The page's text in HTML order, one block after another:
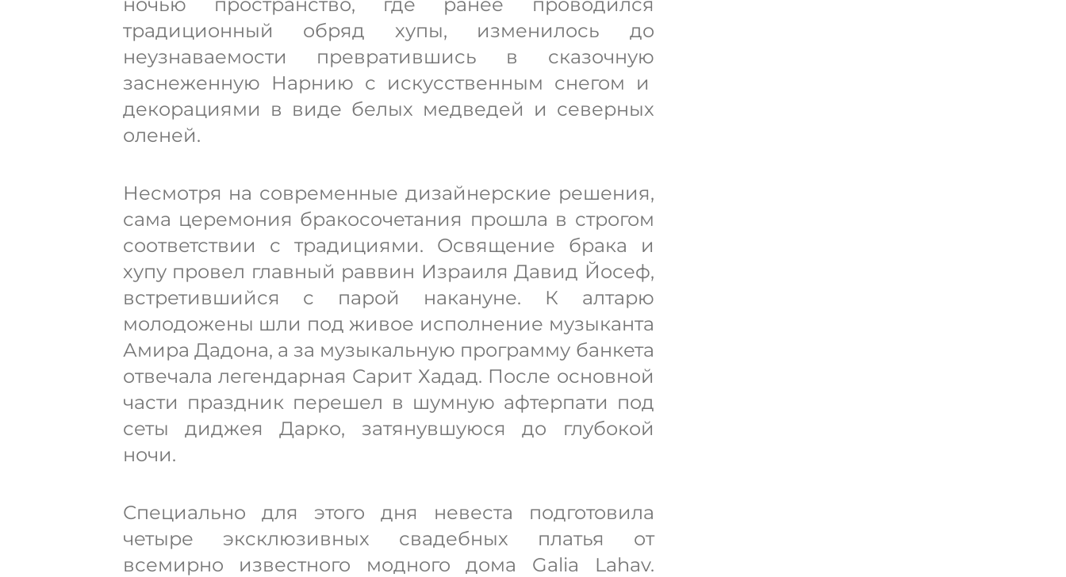
традиционный обряд хупы, изменилось до
неузнаваемости превратившись в сказочную
заснеженную Нарнию с искусственным снегом и
декорациями в виде белых медведей и северных
оленей.
Несмотря на современные дизайнерские решения,
сама церемония бракосочетания прошла в строгом
соответствии с традициями. Освящение брака и
хупу провел главный раввин Израиля Давид Йосеф,
встретившийся с парой накануне. К алтарю
молодожены шли под живое исполнение музыканта
Амира Дадона, а за музыкальную программу банкета
отвечала легендарная Сарит Хадад. После основной
части праздник перешел в шумную афтерпати под
сеты диджея Дарко, затянувшуюся до глубокой
ночи.
Специально для этого дня невеста подготовила
четыре эксклюзивных свадебных платья от
всемирно известного модного дома Galia Lahav.